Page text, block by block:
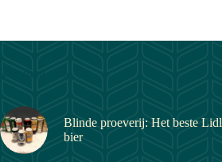
Blinde proeverij: Het beste Lidl
bier